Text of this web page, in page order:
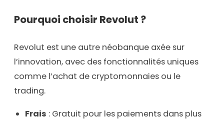
Pourquoi choisir Revolut ?
Revolut est une autre néobanque axée sur
l’innovation, avec des fonctionnalités uniques
comme l’achat de cryptomonnaies ou le
trading.
Frais : Gratuit pour les paiements dans plus